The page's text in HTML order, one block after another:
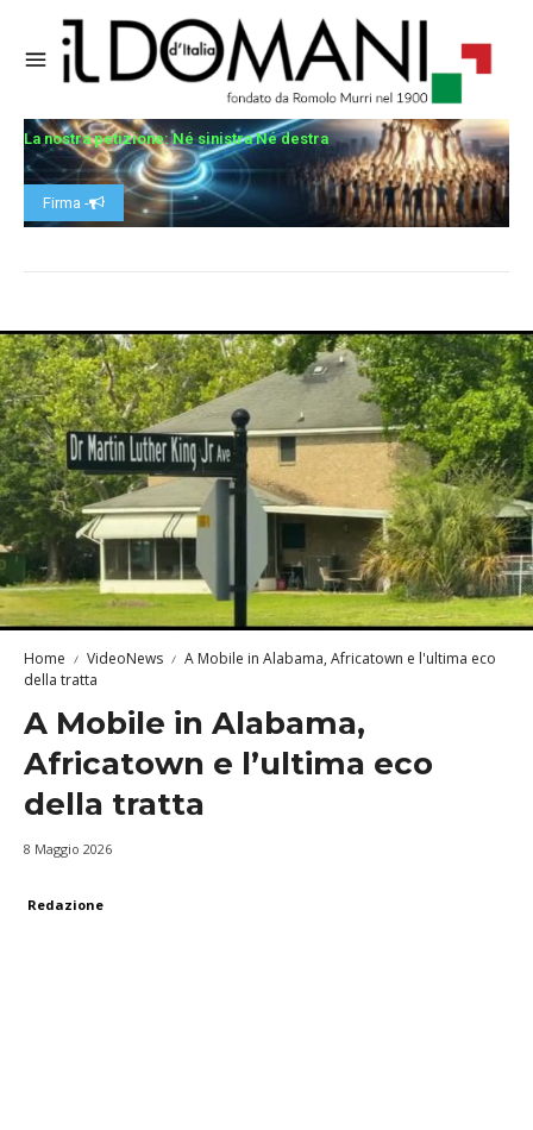
La nostra petizione: Né sinistra Né destra
Firma -
Home VideoNews
A Mobile in Alabama, Africatown e l'ultima eco
della tratta
A Mobile in Alabama,
Africatown e l’ultima eco
della tratta
8 Maggio 2026
Redazione